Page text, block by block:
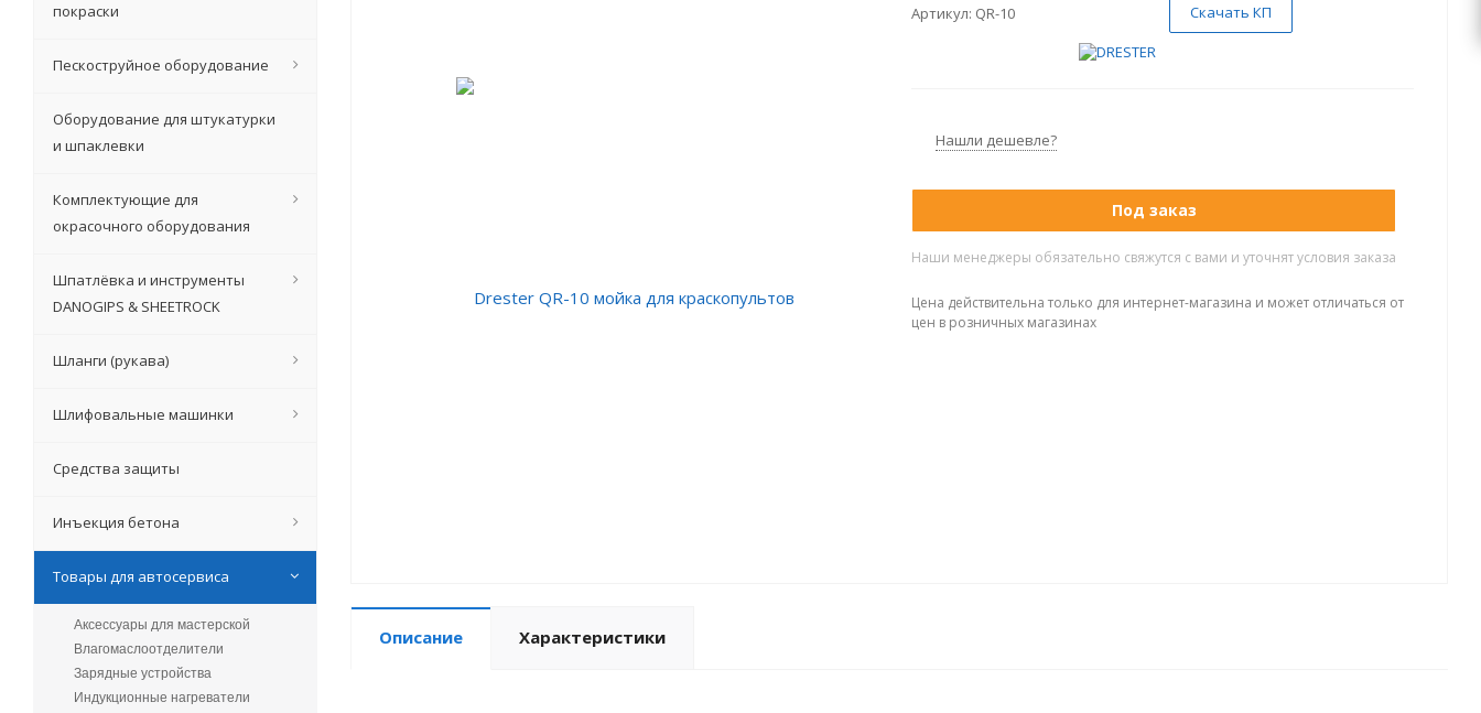
Артикул: QR-10 Скачать КП
Нашли дешевле?
Под заказ
Наши менеджеры обязательно свяжутся с вами и уточнят условия заказа
Цена действительна только для интернет-магазина и может отличаться от
цен в розничных магазинах
Описание Характеристики
покраски
Пескоструйное оборудование
Оборудование для штукатурки
и шпаклевки
Комплектующие для
окрасочного оборудования
Шпатлёвка и инструменты
DANOGIPS & SHEETROCK
Шланги (рукава)
Шлифовальные машинки
Средства защиты
Инъекция бетона
Товары для автосервиса
Аксессуары для мастерской
Влагомаслоотделители
Зарядные устройства
Индукционные нагреватели